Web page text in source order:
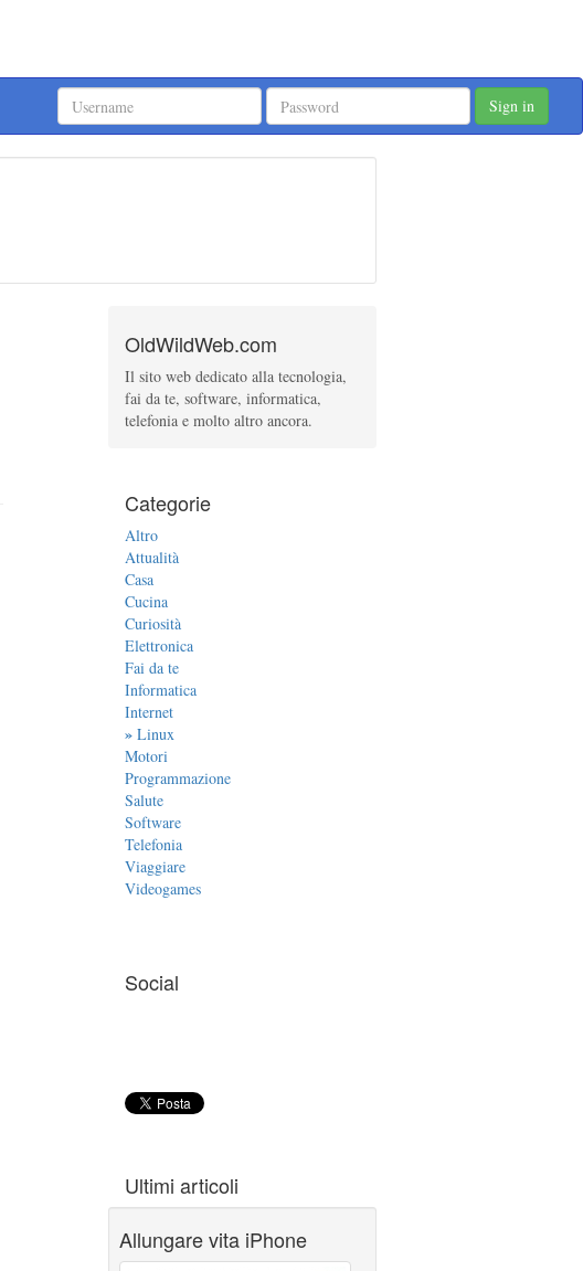
Sign in
OldWildWeb.com
Il sito web dedicato alla tecnologia,
fai da te, software, informatica,
telefonia e molto altro ancora.
Categorie
Altro
Attualità
Casa
Cucina
Curiosità
Elettronica
Fai da te
Informatica
Internet
»Linux
Motori
Programmazione
Salute
Software
Telefonia
Viaggiare
Videogames
Social
Ultimi articoli
Allungare vita iPhone